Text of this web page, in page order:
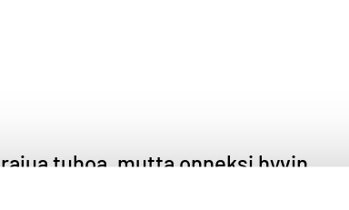
tuhoa, mutta onneksi hyvin
alueellamme vain vajaat 1400.